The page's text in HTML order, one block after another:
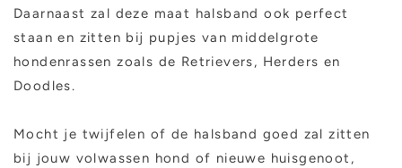
Daarnaast zal deze maat halsband ook perfect
staan en zitten bij pupjes van middelgrote
hondenrassen zoals de Retrievers, Herders en
Doodles.
Mocht je twijfelen of de halsband goed zal zitten
bij jouw volwassen hond of nieuwe huisgenoot,